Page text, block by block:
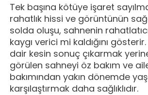
Tek başına kötüye işaret
rahatlık hissi ve görüntünün
solda oluşu, sahnenin
kaygı verici mi kaldığını
dair kesin sonuç çıkarmak
görülen sahneyi öz bakım ve
bakımından yakın dönemde
karşılaştırmak daha sağlıklıdır.